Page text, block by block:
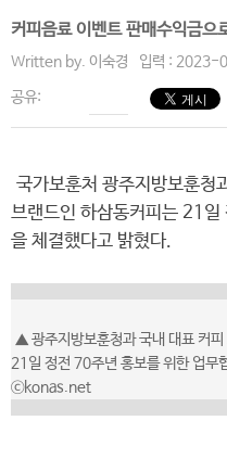
커피음료 이벤트 판매수익금
Written by. 이숙경 입력 : 2023-
공유:
국가보훈처 광주지방보훈청
브랜드인 하삼동커피는 21
을 체결했다고 밝혔다.
▲ 광주지방보훈청과 국내 대표 커
21일 정전 70주년 홍보를 위한 업무
ⓒkonas.net